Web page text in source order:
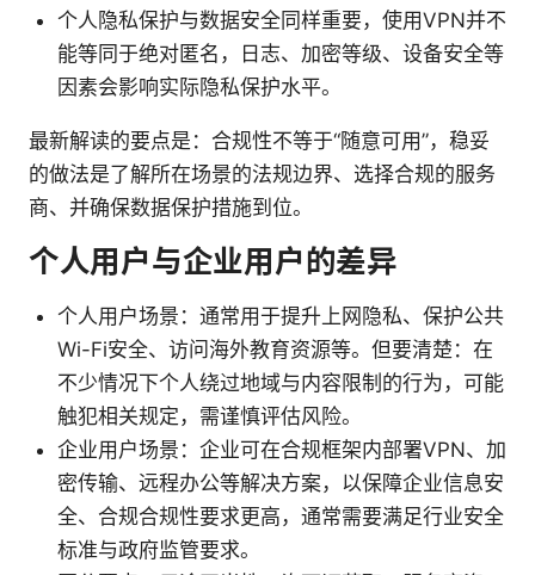
个人隐私保护与数据安全同样重要，使用VPN并不
能等同于绝对匿名，日志、加密等级、设备安全等
因素会影响实际隐私保护水平。
最新解读的要点是：合规性不等于“随意可用”，稳妥
的做法是了解所在场景的法规边界、选择合规的服务
商、并确保数据保护措施到位。
个人用户与企业用户的差异
个人用户场景：通常用于提升上网隐私、保护公共
Wi-Fi安全、访问海外教育资源等。但要清楚：在
不少情况下个人绕过地域与内容限制的行为，可能
触犯相关规定，需谨慎评估风险。
企业用户场景：企业可在合规框架内部署VPN、加
密传输、远程办公等解决方案，以保障企业信息安
全、合规合规性要求更高，通常需要满足行业安全
标准与政府监管要求。